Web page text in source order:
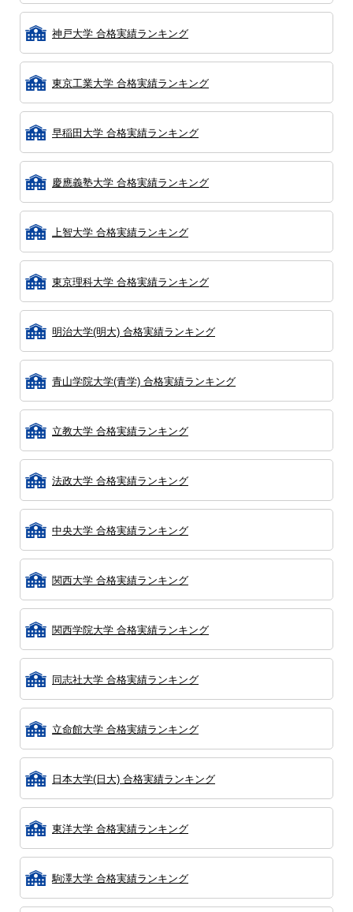
神戸大学 合格実績ランキング
東京工業大学 合格実績ランキング
早稲田大学 合格実績ランキング
慶應義塾大学 合格実績ランキング
上智大学 合格実績ランキング
東京理科大学 合格実績ランキング
明治大学(明大) 合格実績ランキング
青山学院大学(青学) 合格実績ランキング
立教大学 合格実績ランキング
法政大学 合格実績ランキング
中央大学 合格実績ランキング
関西大学 合格実績ランキング
関西学院大学 合格実績ランキング
同志社大学 合格実績ランキング
立命館大学 合格実績ランキング
日本大学(日大) 合格実績ランキング
東洋大学 合格実績ランキング
駒澤大学 合格実績ランキング